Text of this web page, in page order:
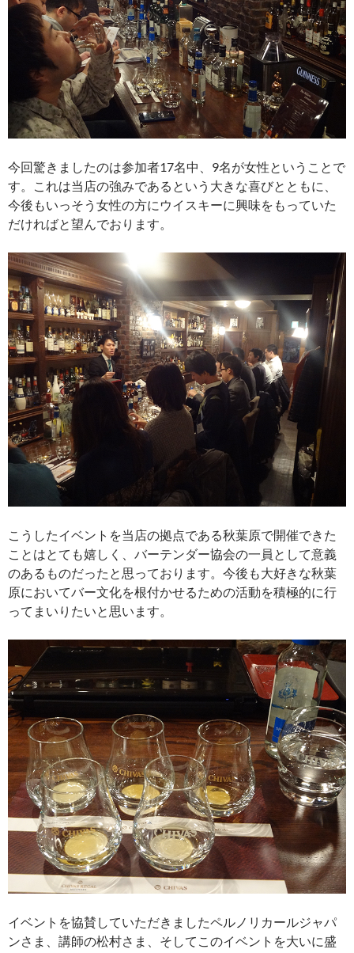
今回驚きましたのは参加者17名中、9名が女性ということで
す。これは当店の強みであるという大きな喜びとともに、
今後もいっそう女性の方にウイスキーに興味をもっていた
だければと望んでおります。
こうしたイベントを当店の拠点である秋葉原で開催できた
ことはとても嬉しく、バーテンダー協会の一員として意義
のあるものだったと思っております。今後も大好きな秋葉
原においてバー文化を根付かせるための活動を積極的に行
ってまいりたいと思います。
イベントを協賛していただきましたペルノリカールジャパ
ンさま、講師の松村さま、そしてこのイベントを大いに盛